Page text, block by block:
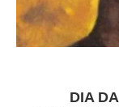
DIA